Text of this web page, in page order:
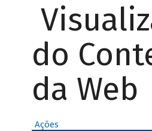
do
da Web
Ações